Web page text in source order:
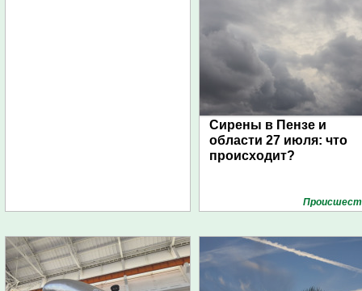
Сирены в Пензе и
области 27 июля: что
происходит?